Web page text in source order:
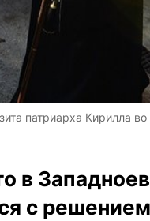
патриарха Кирилла
в
с